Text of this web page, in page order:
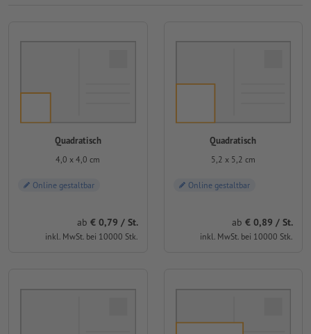
Quadratisch
4,0 x 4,0 cm
Online gestaltbar
ab 0,79 / St.
inkl. MwSt. bei 10000 Stk.
Quadratisch
5,2 x 5,2 cm
Online gestaltbar
ab 0,89 / St.
inkl. MwSt. bei 10000 Stk.